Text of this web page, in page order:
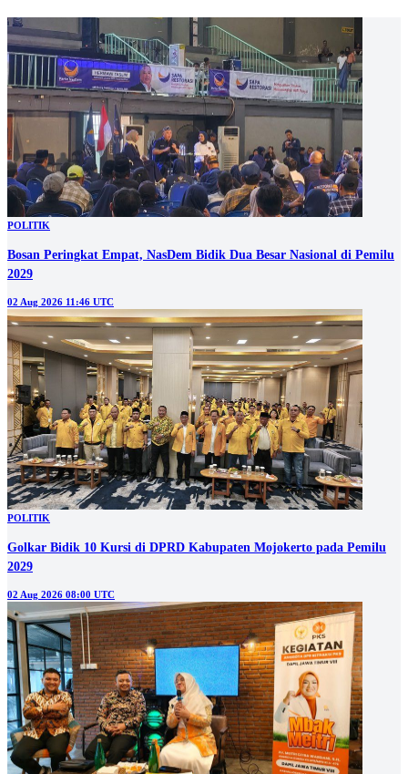
POLITIK
Bosan Peringkat Empat, NasDem Bidik Dua Besar Nasional di Pemilu
2029
02 Aug 2026 11:46 UTC
POLITIK
Golkar Bidik 10 Kursi di DPRD Kabupaten Mojokerto pada Pemilu
2029
02 Aug 2026 08:00 UTC